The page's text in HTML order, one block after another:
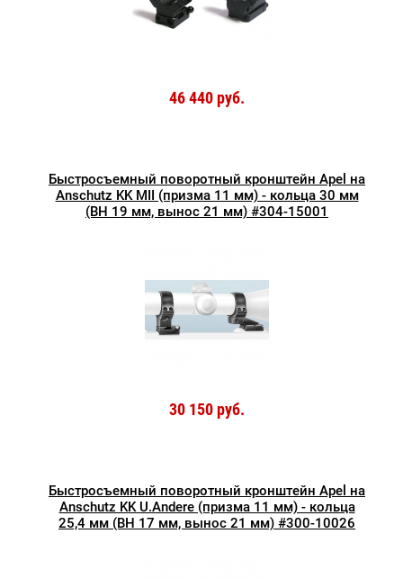
46 440 руб.
Быстросъемный поворотный кронштейн Apel на
Anschutz KK MII (призма 11 мм) - кольца 30 мм
(ВН 19 мм, вынос 21 мм) #304-15001
30 150 руб.
Быстросъемный поворотный кронштейн Apel на
Anschutz KK U.Andere (призма 11 мм) - кольца
25,4 мм (ВН 17 мм, вынос 21 мм) #300-10026